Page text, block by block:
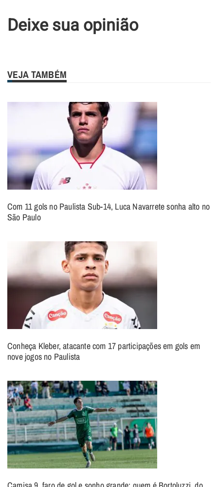
Deixe sua opinião
VEJA TAMBÉM
Com 11 gols no Paulista Sub-14, Luca Navarrete sonha alto no
São Paulo
Conheça Kleber, atacante com 17 participações em gols em
nove jogos no Paulista